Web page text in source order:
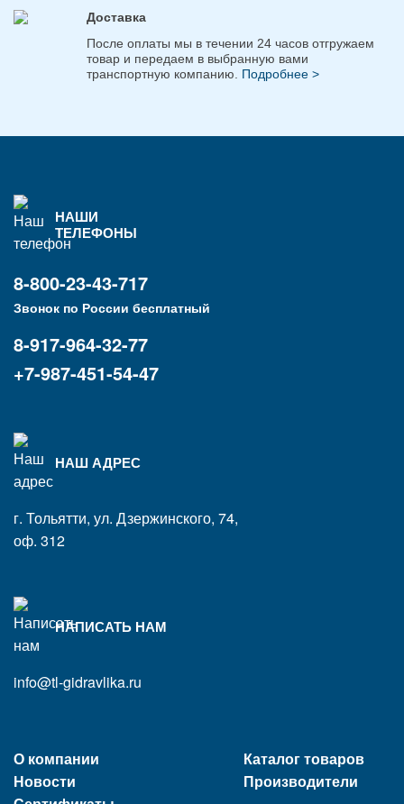
Доставка
После оплаты мы в течении 24 часов отгружаем
товар и передаем в выбранную вами
транспортную компанию. Подробнее >
НАШИ
ТЕЛЕФОНЫ
8-800-23-43-717
Звонок по России бесплатный
8-917-964-32-77
+7-987-451-54-47
НАШ АДРЕС
г. Тольятти, ул. Дзержинского, 74,
оф. 312
НАПИСАТЬ НАМ
info@tl-gidravlika.ru
О компании
Новости
Каталог товаров
Производители